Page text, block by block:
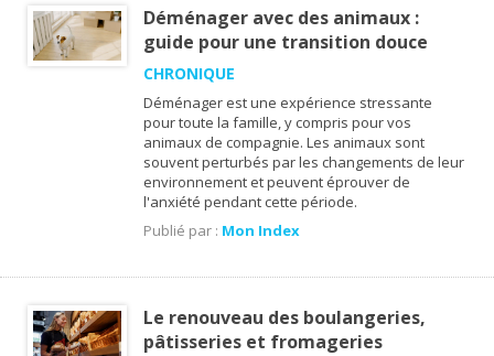
Déménager avec des animaux :
guide pour une transition douce
CHRONIQUE
Déménager est une expérience stressante
pour toute la famille, y compris pour vos
animaux de compagnie. Les animaux sont
souvent perturbés par les changements de leur
environnement et peuvent éprouver de
l'anxiété pendant cette période.
Publié par : Mon Index
Le renouveau des boulangeries,
pâtisseries et fromageries